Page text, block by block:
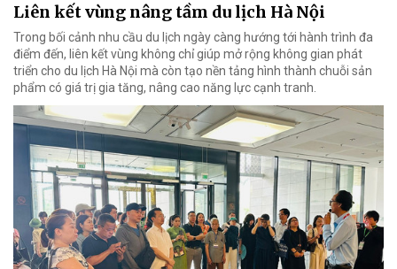
Liên kết vùng nâng tầm du lịch Hà Nội
Trong bối cảnh nhu cầu du lịch ngày càng hướng tới hành trình đa
điểm đến, liên kết vùng không chỉ giúp mở rộng không gian phát
triển cho du lịch Hà Nội mà còn tạo nền tảng hình thành chuỗi sản
phẩm có giá trị gia tăng, nâng cao năng lực cạnh tranh.